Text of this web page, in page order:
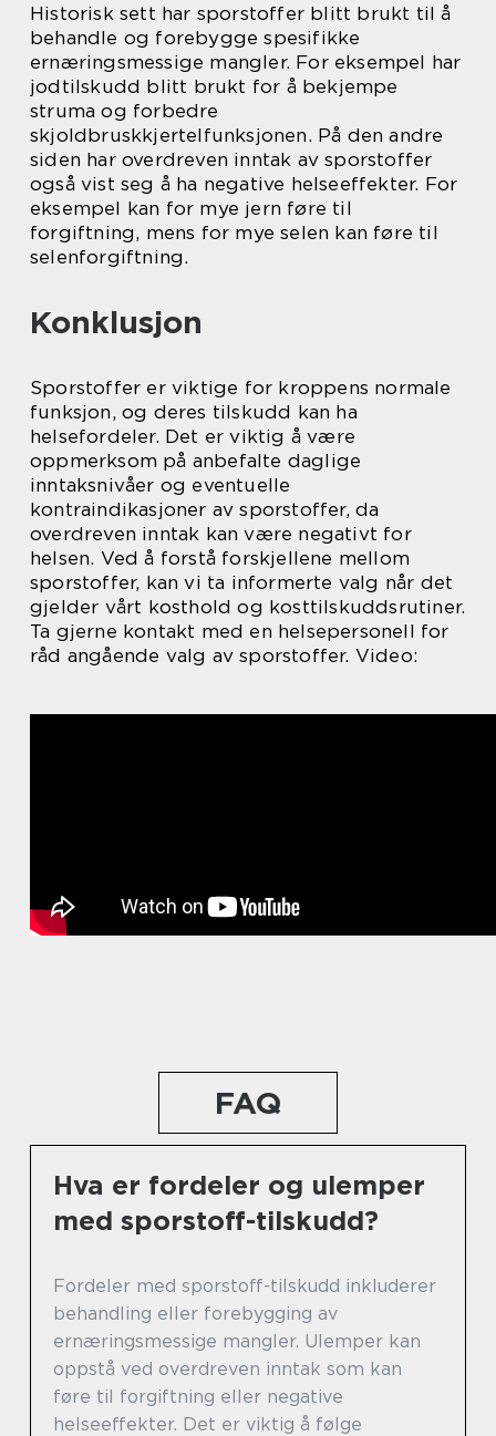
Historisk sett har sporstoffer blitt brukt til å
behandle og forebygge spesifikke
ernæringsmessige mangler. For eksempel har
jodtilskudd blitt brukt for å bekjempe
struma og forbedre
skjoldbruskkjertelfunksjonen. På den andre
siden har overdreven inntak av sporstoffer
også vist seg å ha negative helseeffekter. For
eksempel kan for mye jern føre til
forgiftning, mens for mye selen kan føre til
selenforgiftning.
Konklusjon
Sporstoffer er viktige for kroppens normale
funksjon, og deres tilskudd kan ha
helsefordeler. Det er viktig å være
oppmerksom på anbefalte daglige
inntaksnivåer og eventuelle
kontraindikasjoner av sporstoffer, da
overdreven inntak kan være negativt for
helsen. Ved å forstå forskjellene mellom
sporstoffer, kan vi ta informerte valg når det
gjelder vårt kosthold og kosttilskuddsrutiner.
Ta gjerne kontakt med en helsepersonell for
råd angående valg av sporstoffer. Video:
FAQ
Hva er fordeler og ulemper
med sporstoff-tilskudd?
Fordeler med sporstoff-tilskudd inkluderer
behandling eller forebygging av
ernæringsmessige mangler. Ulemper kan
oppstå ved overdreven inntak som kan
føre til forgiftning eller negative
helseeffekter. Det er viktig å følge